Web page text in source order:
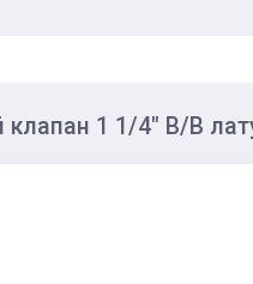
клапан 1 1/4" В/В